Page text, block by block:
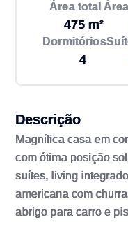
Área total
475 m²
Dormitórios
4
Descrição
Magnífica casa em
com ótima posição
suítes, living
americana com
abrigo para carro e